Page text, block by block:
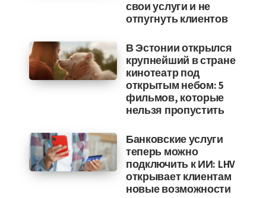
свои услуги и не
отпугнуть клиентов
В Эстонии открылся
крупнейший в стране
кинотеатр под
открытым небом: 5
фильмов, которые
нельзя пропустить
Банковские услуги
теперь можно
подключить к ИИ: LHV
открывает клиентам
новые возможности